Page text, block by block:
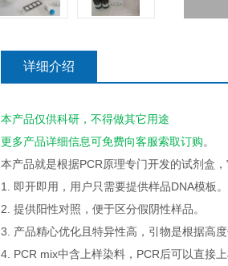
详细介绍
本产品仅供科研，不得做其它用途
更多产品详细信息可免费向客服索取订购。
本产品就是根据PCR原理专门开发的试剂盒，
1. 即开即用，用户只需要提供样品DNA模板。
2. 提供阳性对照，便于区分假阴性样品。
3. 产品精心优化且特异性高，引物是根据高
4. PCR mix中含上样染料，PCR后可以直接上